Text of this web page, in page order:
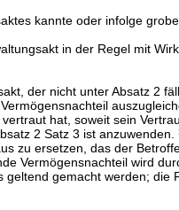
kannte oder infolge
in der Regel mit
der nicht unter Absatz 2
hat, soweit sein
2 Satz 3 ist anzuwenden.
zu ersetzen, das der
Vermögensnachteil wird
gemacht werden; die